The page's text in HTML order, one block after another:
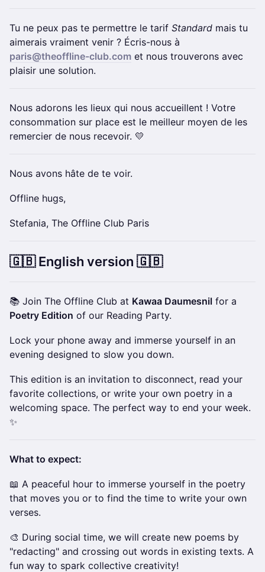
Tu ne peux pas te permettre le tarif Standard mais tu
aimerais vraiment venir ? Écris-nous à
paris@theoffline-club.com et nous trouverons avec
plaisir une solution.
Nous adorons les lieux qui nous accueillent ! Votre
consommation sur place est le meilleur moyen de les
remercier de nous recevoir. 💛
Nous avons hâte de te voir.
Offline hugs,
Stefania, The Offline Club Paris
​🇬🇧 English version 🇬🇧
📚 Join The Offline Club at Kawaa Daumesnil for a
Poetry Edition of our Reading Party.
Lock your phone away and immerse yourself in an
evening designed to slow you down.
This edition is an invitation to disconnect, read your
favorite collections, or write your own poetry in a
welcoming space. The perfect way to end your week.
✨
What to expect:
📖 A peaceful hour to immerse yourself in the poetry
that moves you or to find the time to write your own
verses.
🎨 During social time, we will create new poems by
"redacting" and crossing out words in existing texts. A
fun way to spark collective creativity!